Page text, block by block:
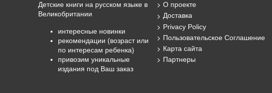
Детские книги на русском языке в
Великобритании
интересные новинки
рекомендации (возраст или
по интересам ребенка)
привозим уникальные
издания под Ваш заказ
О проекте
Доставка
Privacy Policy
Пользовательское Соглашение
Карта сайта
Партнеры